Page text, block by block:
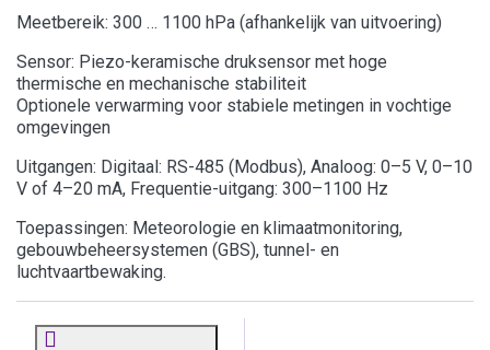
Meetbereik: 300 … 1100 hPa (afhankelijk van uitvoering)
Sensor: Piezo-keramische druksensor met hoge
thermische en mechanische stabiliteit
Optionele verwarming voor stabiele metingen in vochtige
omgevingen
Uitgangen: Digitaal: RS-485 (Modbus), Analoog: 0–5 V, 0–10
V of 4–20 mA, Frequentie-uitgang: 300–1100 Hz
Toepassingen: Meteorologie en klimaatmonitoring,
gebouwbeheersystemen (GBS), tunnel- en
luchtvaartbewaking.